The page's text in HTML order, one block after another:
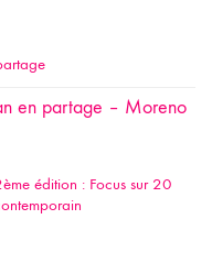
en partage – Moreno
édition : Focus sur 20